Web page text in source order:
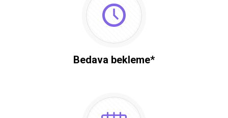
Bedava bekleme*